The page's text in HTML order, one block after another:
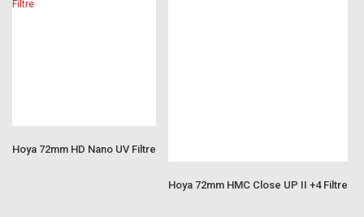
Hoya 72mm HD Nano UV Filtre
Hoya 72mm HMC Close UP II +4 Filtre